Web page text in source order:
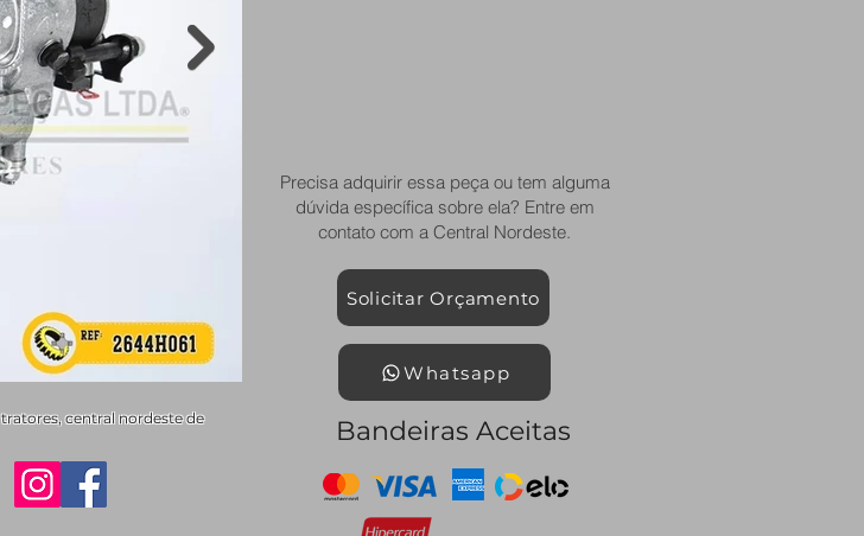
Precisa adquirir essa peça ou tem alguma
dúvida específica sobre ela? Entre em
contato com a Central Nordeste.
Solicitar Orçamento
Whatsapp
Bandeiras Aceitas
tratores, central nordeste de